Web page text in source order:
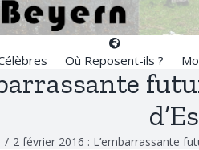
Où Reposent-ils ?
/ 2 février 2016 : L’embarrassante